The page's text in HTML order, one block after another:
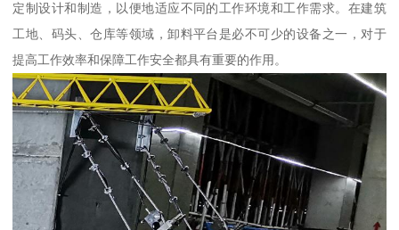
定制设计和制造，以便地适应不同的工作环境和工作需求。在建筑
工地、码头、仓库等领域，卸料平台是必不可少的设备之一，对于
提高工作效率和保障工作安全都具有重要的作用。